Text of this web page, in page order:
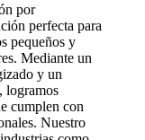
por
perfecta para
pequeños y
Mediante un
y un
logramos
cumplen con
Nuestro